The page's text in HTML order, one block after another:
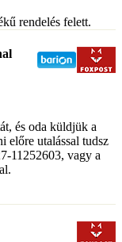
rendelés felett.
és oda küldjük a
előre utalással tudsz
11252603, vagy a